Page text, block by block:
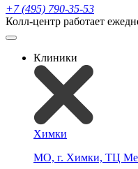
+7 (495) 790-35-53
Колл-центр работает
Клиники
Химки
МО, г. Химки, ТЦ